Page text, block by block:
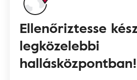
Ellenőriztesse
legközelebbi
hallásközpontban!